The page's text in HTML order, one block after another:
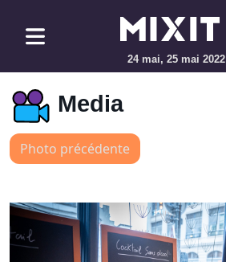
24 mai, 25 mai 2022
Media
Photo précédente